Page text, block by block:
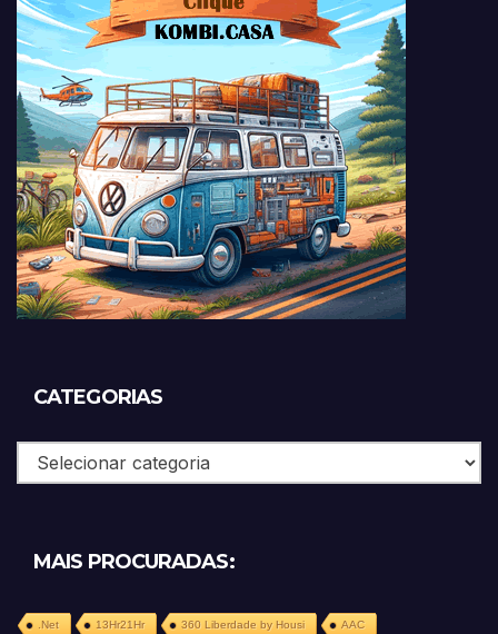
CATEGORIAS
Categorias
MAIS PROCURADAS:
.Net 13Hr21Hr 360 Liberdade by Housi AAC